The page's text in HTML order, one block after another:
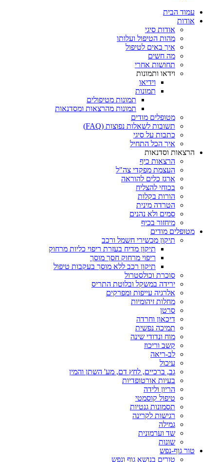
עמוד הבית
אודות
אודות סיגי
מהות הטיפול ועלותו
איך באים לטיפול
מה חשים
תחושות אחרי
וידאו ותמונות
וידיאו
תמונות
תמונות מטיפולים
תמונות מהרצאות ומסדנאות
מטופלים מודים
תשובות לשאלות נפוצות (FAQ)
כתבות על סיגי
איך הכל התחיל
הרצאות וסדנאות
הרצאות כיף
העצמת מפקדי צה"ל
ארגז כלים להוראה
בכוחי להצליח
הורות בקלות
הטרדה מינית
סמים ולא נהנים
מיחזור בכיף
מטופלים מודים
תיקון מכשירי חשמל ורכב
תיקון מדיח בעזרת ריפוי כליות מרחוק
ריפוי מרחוק חסך מוסך
תיקון רכב ללא מוסך בעקבות טיפול
סוכרת וכולסטרול
ירידה במשקל ובלוטת התריס
אלרגיה עייפות ומפרקים
מחלות זיהומיות
סרטן
דיכאון וחרדה
תמיכה נפשית
מוח ונדודי שינה
קשב וריכוז
לב-ריאה
עיכול
גב, ברכיים, לחץ דם, מע' השתן והמין
בעיות אורטופדיות
הריון ולידה
טיפול קוסמטי
תסמונות גנטיות
רגישות לקרינה
גמילה
שד וערמונית
שונות
טור גוף-נפש
טורים בנושא גוף ונפש